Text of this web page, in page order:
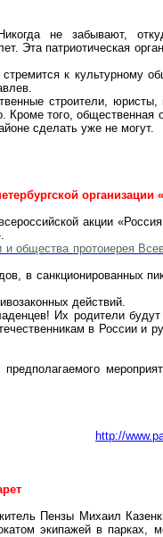
не забывают,
Эта патриотическая
к культурному
строители, юристы,
Кроме того, общественная
сделать уже не могут.
организации
акции
и общества протоиерея
в санкционированных
действий.
Их родители будут
в России и
http://
Пензы Михаил
экипажей в парках,